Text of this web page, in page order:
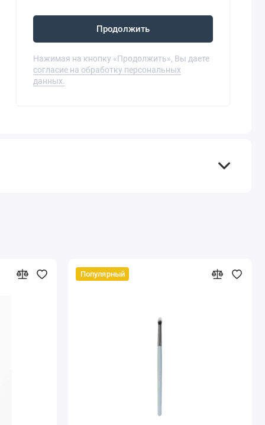
Продолжить
Нажимая на кнопку «Продолжить», Вы даете
согласие на обработку персональных
данных.
Популярный